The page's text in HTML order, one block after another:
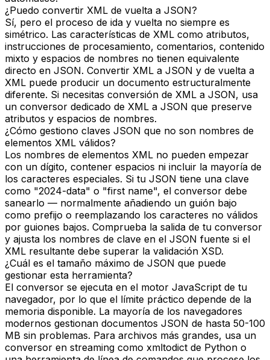
¿Puedo convertir XML de vuelta a JSON?
Sí, pero el proceso de ida y vuelta no siempre es
simétrico. Las características de XML como atributos,
instrucciones de procesamiento, comentarios, contenido
mixto y espacios de nombres no tienen equivalente
directo en JSON. Convertir XML a JSON y de vuelta a
XML puede producir un documento estructuralmente
diferente. Si necesitas conversión de XML a JSON, usa
un conversor dedicado de XML a JSON que preserve
atributos y espacios de nombres.
¿Cómo gestiono claves JSON que no son nombres de
elementos XML válidos?
Los nombres de elementos XML no pueden empezar
con un dígito, contener espacios ni incluir la mayoría de
los caracteres especiales. Si tu JSON tiene una clave
como "2024-data" o "first name", el conversor debe
sanearlo — normalmente añadiendo un guión bajo
como prefijo o reemplazando los caracteres no válidos
por guiones bajos. Comprueba la salida de tu conversor
y ajusta los nombres de clave en el JSON fuente si el
XML resultante debe superar la validación XSD.
¿Cuál es el tamaño máximo de JSON que puede
gestionar esta herramienta?
El conversor se ejecuta en el motor JavaScript de tu
navegador, por lo que el límite práctico depende de la
memoria disponible. La mayoría de los navegadores
modernos gestionan documentos JSON de hasta 50-100
MB sin problemas. Para archivos más grandes, usa un
conversor en streaming como xmltodict de Python o